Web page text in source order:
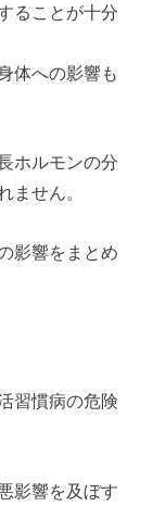
ることが十分
体への影響も
ホルモンの分
ません。
影響をまとめ
習慣病の危険
影響を及ぼす